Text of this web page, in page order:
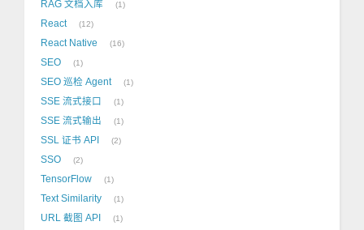
RAG 文档入库 1
React 12
React Native 16
SEO 1
SEO 巡检 Agent 1
SSE 流式接口 1
SSE 流式输出 1
SSL 证书 API 2
SSO 2
TensorFlow 1
Text Similarity 1
URL 截图 API 1